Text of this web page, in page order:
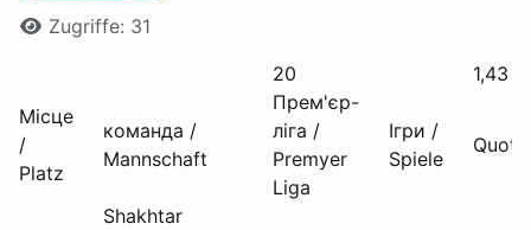
Zugriffe: 31
20
1,43
Місце
/
Platz
команда /
Mannschaft
Прем'єр-
ліга /
Premyer
Liga
Ігри /
Spiele
Quote
Shakhtar